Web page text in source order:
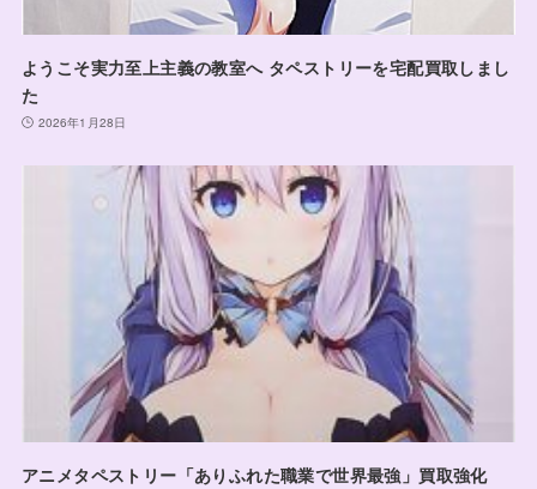
ようこそ実力至上主義の教室へ タペストリーを宅配買取しまし
た
2026年1月28日
アニメタペストリー「ありふれた職業で世界最強」買取強化